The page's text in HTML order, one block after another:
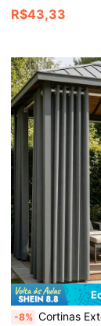
R$43,33
-8% Cortinas Externas, Adequadas para Pátios, Varandas, Gazebos,